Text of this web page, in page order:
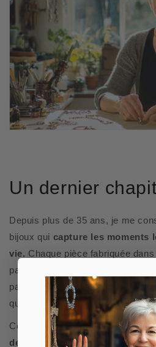
Un dernier
Depuis plus de 35 ans, je me
bijoux qui capture les moments
vie. Chaque pièce fabriquée
pas seulement le fruit d'un
passion
un amour profond
qui la portent.
Ce qui a commencé comme un
des bijoux qui racontent une